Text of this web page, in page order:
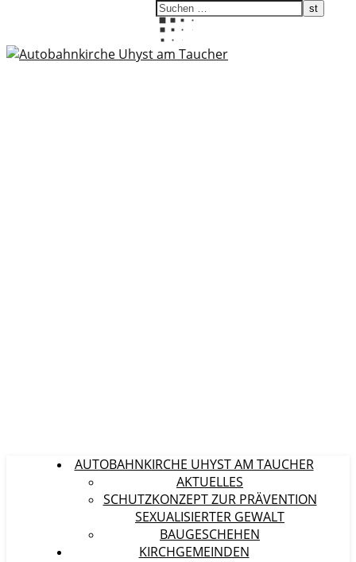
AUTOBAHNKIRCHE UHYST AM TAUCHER
AKTUELLES
SCHUTZKONZEPT ZUR PRÄVENTION
SEXUALISIERTER GEWALT
BAUGESCHEHEN
KIRCHGEMEINDEN